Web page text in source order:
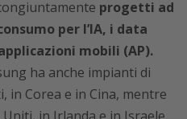
progetti ad
per l’IA, i data
mobili (AP).
ha anche impianti di
in Corea e in Cina, mentre